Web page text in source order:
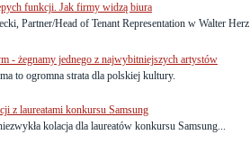
funkcji. Jak firmy widzą biura
Partner/Head of Tenant Representation w Walter Herz
- żegnamy jednego z najwybitniejszych artystów
to ogromna strata dla polskiej kultury.
z laureatami konkursu Samsung
kolacja dla laureatów konkursu Samsung...